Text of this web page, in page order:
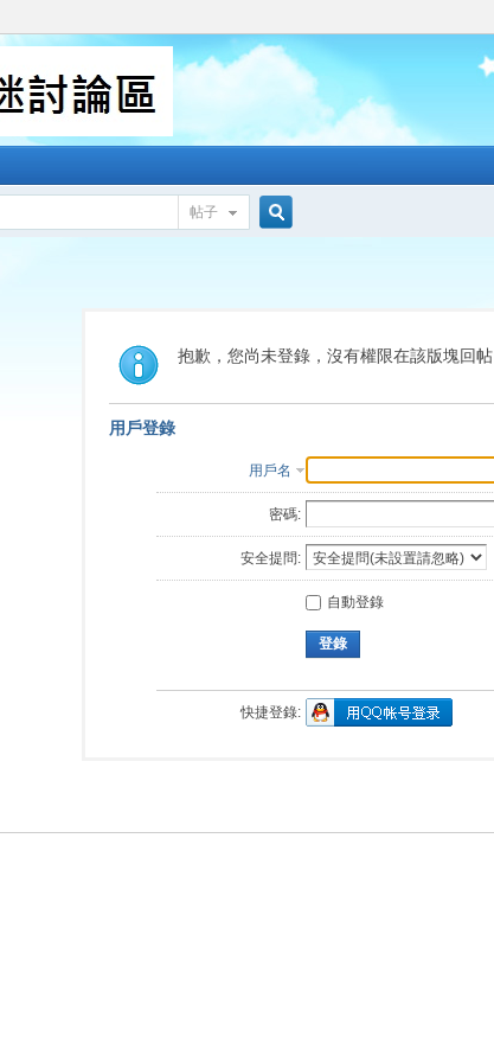
帖子
索
抱歉，您尚未登錄，沒有權限在該版塊回帖
用戶登錄
用戶名
密碼:
安全提問:
自動登錄
登錄
快捷登錄: